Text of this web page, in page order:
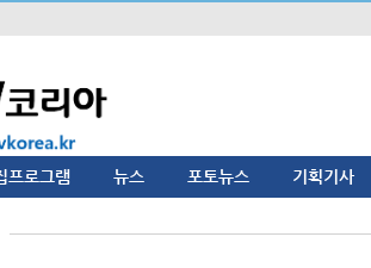
프로그램 뉴스 포토뉴스 기획기사